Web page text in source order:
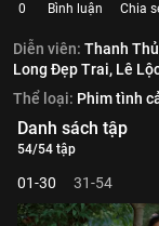
0 Bình luận Chia
Diễn viên: Thanh
Long Đẹp Trai, Lê
Thể loại: Phim tình
Danh sách tập
54/54 tập
01-30 31-54